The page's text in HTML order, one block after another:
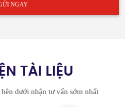
NGAY
TÀI LIỆU
dưới nhận tư vấn sớm nhất